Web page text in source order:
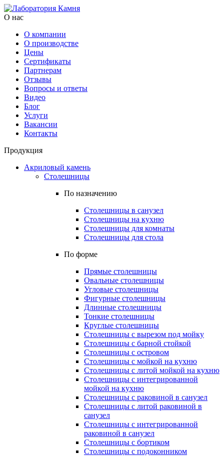
О нас
О компании
О производстве
Цены
Cертификаты
Партнерам
Отзывы
Вопросы и ответы
Видео
Блог
Услуги
Вакансии
Контакты
Продукция
Акриловый камень
Столешницы
По назначению
Столешницы в санузел
Столешницы на кухню
Столешницы для комнаты
Столешницы для стола
По форме
Прямые столешницы
Овальные столешницы
Угловые столешницы
Фигурные столешницы
Длинные столешницы
Тонкие столешницы
Круглые столешницы
Столешницы с вырезом под мойку
Столешницы с барной стойкой
Столешницы с островом
Столешницы с мойкой на кухню
Столешницы с литой мойкой на кухню
Столешницы с интегрированной
мойкой на кухню
Столешницы с раковиной в санузел
Столешницы с литой раковиной в
санузел
Столешницы с интегрированной
раковиной в санузел
Столешницы с бортиком
Столешницы с подоконником